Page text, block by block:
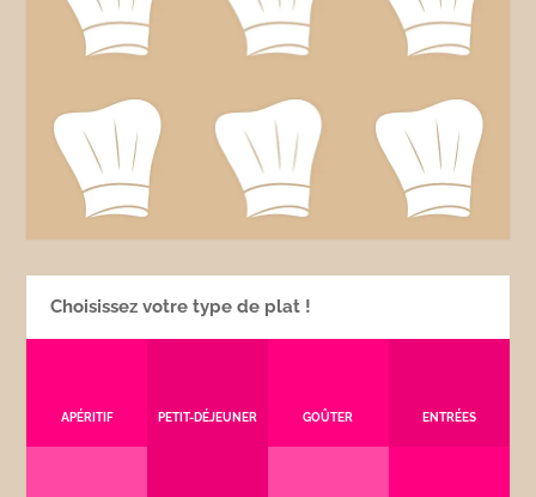
Choisissez votre type de plat !
APÉRITIF PETIT-DÉJEUNER GOÛTER ENTRÉES